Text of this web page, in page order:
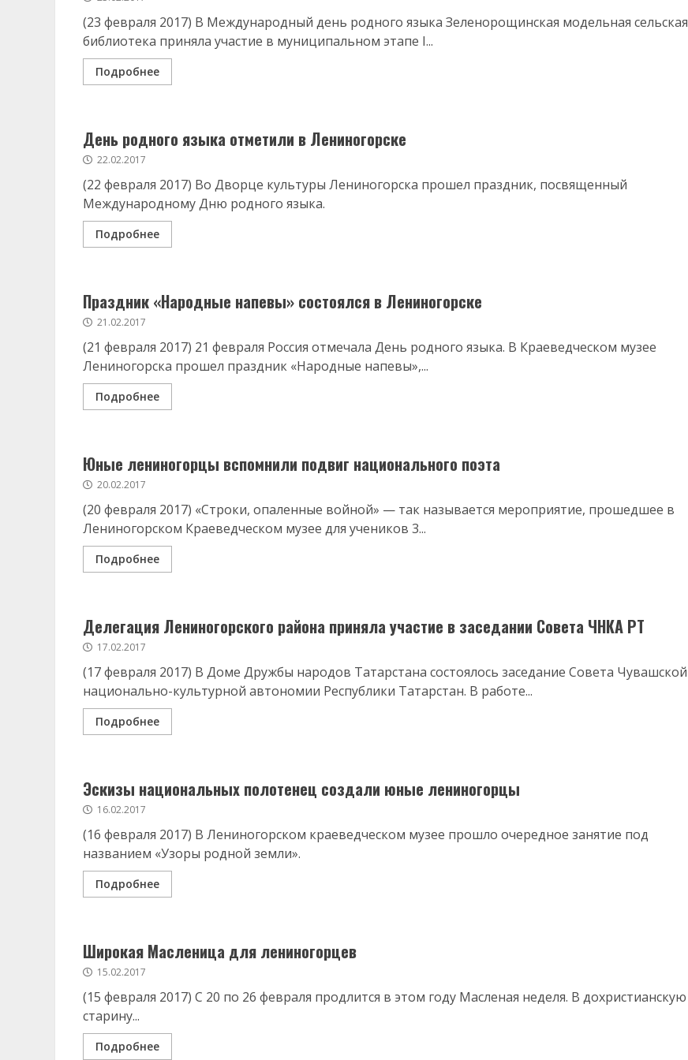
(23 февраля 2017) В Международный день родного языка Зеленорощинская модельная сельская
библиотека приняла участие в муниципальном этапе I...
Подробнее
День родного языка отметили в Лениногорске
22.02.2017
(22 февраля 2017) Во Дворце культуры Лениногорска прошел праздник, посвященный
Международному Дню родного языка.
Подробнее
Праздник «Народные напевы» состоялся в Лениногорске
21.02.2017
(21 февраля 2017) 21 февраля Россия отмечала День родного языка. В Краеведческом музее
Лениногорска прошел праздник «Народные напевы»,...
Подробнее
Юные лениногорцы вспомнили подвиг национального поэта
20.02.2017
(20 февраля 2017) «Строки, опаленные войной» — так называется мероприятие, прошедшее в
Лениногорском Краеведческом музее для учеников 3...
Подробнее
Делегация Лениногорского района приняла участие в заседании Совета ЧНКА РТ
17.02.2017
(17 февраля 2017) В Доме Дружбы народов Татарстана состоялось заседание Совета Чувашской
национально-культурной автономии Республики Татарстан. В работе...
Подробнее
Эскизы национальных полотенец создали юные лениногорцы
16.02.2017
(16 февраля 2017) В Лениногорском краеведческом музее прошло очередное занятие под
названием «Узоры родной земли».
Подробнее
Широкая Масленица для лениногорцев
15.02.2017
(15 февраля 2017) С 20 по 26 февраля продлится в этом году Масленая неделя. В дохристианскую
старину...
Подробнее